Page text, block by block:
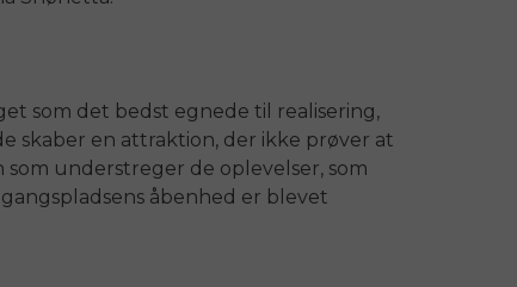
som det bedst egnede til realisering,
skaber en attraktion, der ikke prøver at
understreger de oplevelser, som
åbenhed er blevet